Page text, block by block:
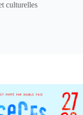
culturelles